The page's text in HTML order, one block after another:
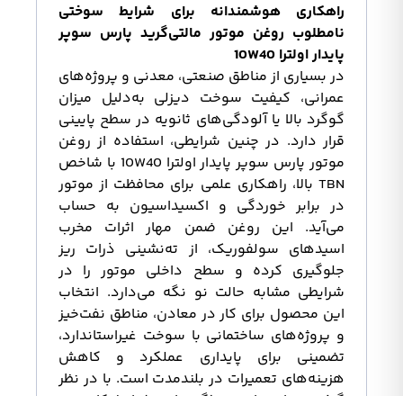
راهکاری هوشمندانه برای شرایط سوختی
نامطلوب روغن موتور مالتی‌گرید پارس سوپر
پایدار اولترا 10W40
در بسیاری از مناطق صنعتی، معدنی و پروژه‌های
عمرانی، کیفیت سوخت دیزلی به‌دلیل میزان
گوگرد بالا یا آلودگی‌های ثانویه در سطح پایینی
قرار دارد. در چنین شرایطی، استفاده از روغن
موتور پارس سوپر پایدار اولترا 10W40 با شاخص
TBN بالا، راهکاری علمی برای محافظت از موتور
در برابر خوردگی و اکسیداسیون به حساب
می‌آید. این روغن ضمن مهار اثرات مخرب
اسیدهای سولفوریک، از ته‌نشینی ذرات ریز
جلوگیری کرده و سطح داخلی موتور را در
شرایطی مشابه حالت نو نگه می‌دارد. انتخاب
این محصول برای کار در معادن، مناطق نفت‌خیز
و پروژه‌های ساختمانی با سوخت غیراستاندارد،
تضمینی برای پایداری عملکرد و کاهش
هزینه‌های تعمیرات در بلندمدت است. با در نظر